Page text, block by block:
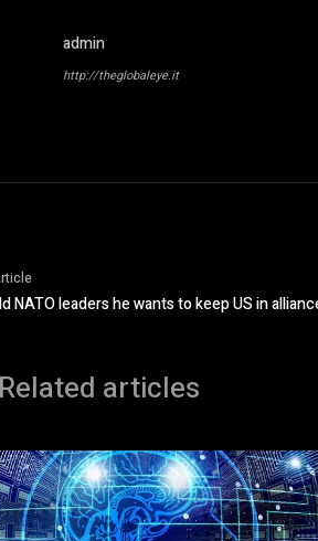
admin
http://theglobaleye.it
NATO leaders he wants to keep US in
Related articles